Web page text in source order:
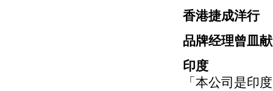
香港捷成洋行
品牌经理曾皿献
印度
「本公司是印